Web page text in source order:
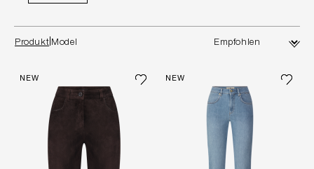
Produkt Model
NEW NEW